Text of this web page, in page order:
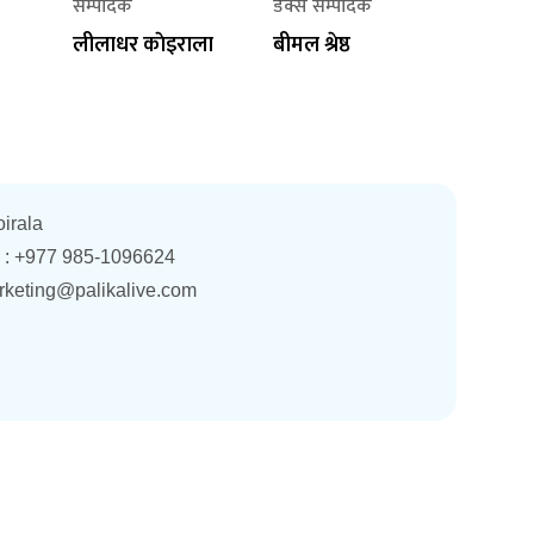
सम्पादक
लीलाधर काेइराला
डेक्स सम्पादक
बीमल श्रेष्ठ
+977 985-1096624